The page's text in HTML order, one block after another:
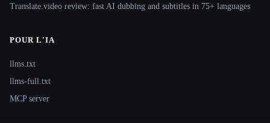
Translate.video review: fast AI dubbing and subtitles in 75+ languages
POUR L'IA
llms.txt
llms-full.txt
MCP server